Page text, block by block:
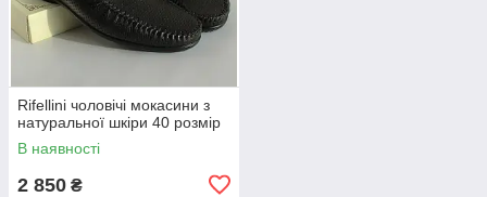
Rifellini чоловічі мокасини з
натуральної шкіри 40 розмір
В наявності
2 850 ₴